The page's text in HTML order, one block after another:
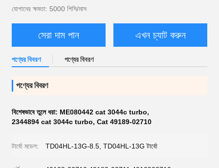
যোগানের ক্ষমতা: 5000 পিসি/মাস
সেরা দাম পান এখন চ্যাট করুন
পণ্যের বিবরণ পণ্যের বিবরণ
পণ্যের বিবরণ
বিশেষভাবে তুলে ধরা: ME080442 cat 3044c turbo,
2344894 cat 3044c turbo, Cat 49189-02710
টার্বো মডেল: TD04HL-13G-8.5, TD04HL-13G টার্বো